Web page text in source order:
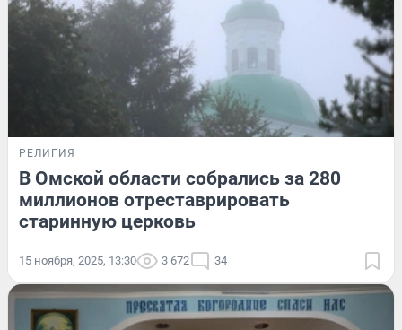
РЕЛИГИЯ
В Омской области собрались за 280
миллионов отреставрировать
старинную церковь
15 ноября, 2025, 13:30 3 672 34